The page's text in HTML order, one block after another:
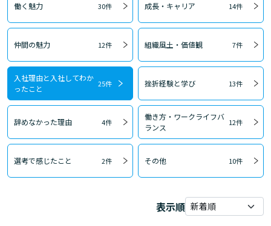
働く魅力 30件 成長・キャリア 14件
仲間の魅力 12件 組織風土・価値観 7件
入社理由と入社してわか
ったこと
25件 挫折経験と学び 13件
辞めなかった理由 4件
働き方・ワークライフバ
ランス
12件
選考で感じたこと 2件 その他 10件
表示順